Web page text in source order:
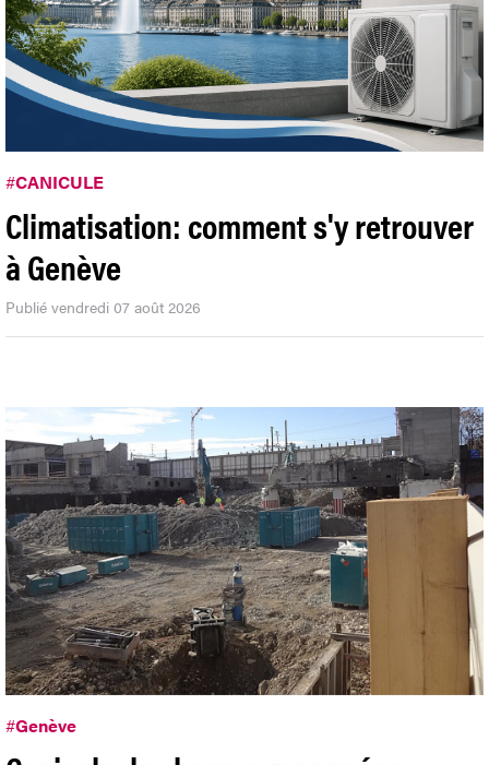
#CANICULE
Climatisation: comment s'y retrouver
à Genève
Publié vendredi 07 août 2026
#Genève